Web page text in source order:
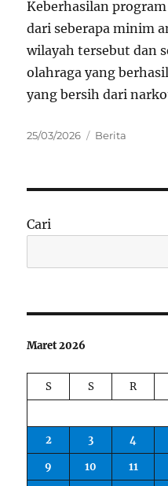
Keberhasilan
dari seberapa minim
wilayah tersebut dan
olahraga yang
yang bersih dari
Posted
25/03/2026 Categories
Berita
Cari
Maret 2026
S S R
2
3 4
9
10 11